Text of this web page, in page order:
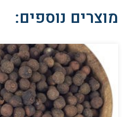
מוצרים נוספים: